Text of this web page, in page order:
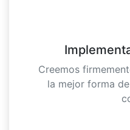
Creemos
la mejor forma